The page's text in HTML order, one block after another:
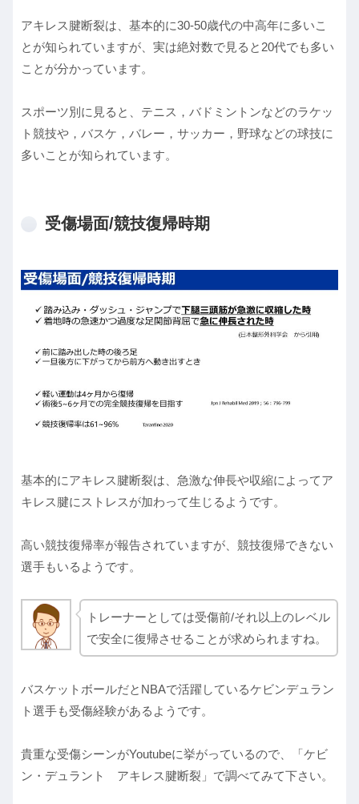
アキレス腱断裂は、基本的に30-50歳代の中高年に多いこ
とが知られていますが、実は絶対数で見ると20代でも多い
ことが分かっています。
スポーツ別に見ると、テニス，バドミントンなどのラケッ
ト競技や，バスケ，バレー，サッカー，野球などの球技に
多いことが知られています。
受傷場面/競技復帰時期
基本的にアキレス腱断裂は、急激な伸長や収縮によってア
キレス腱にストレスが加わって生じるようです。
高い競技復帰率が報告されていますが、競技復帰できない
選手もいるようです。
トレーナーとしては受傷前/それ以上のレベル
で安全に復帰させることが求められますね。
バスケットボールだとNBAで活躍しているケビンデュラン
ト選手も受傷経験があるようです。
貴重な受傷シーンがYoutubeに挙がっているので、「ケビ
ン・デュラント アキレス腱断裂」で調べてみて下さい。